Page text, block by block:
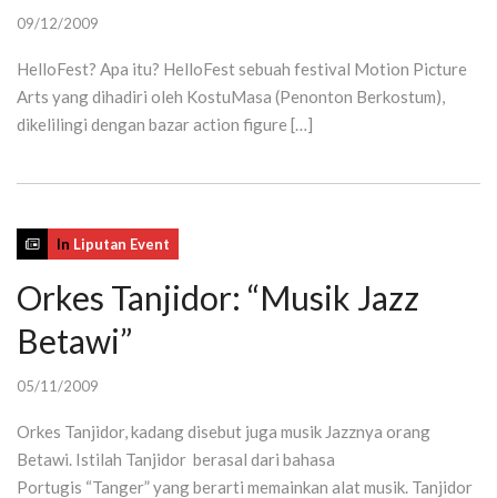
09/12/2009
HelloFest? Apa itu? HelloFest sebuah festival Motion Picture
Arts yang dihadiri oleh KostuMasa (Penonton Berkostum),
dikelilingi dengan bazar action figure […]
In Liputan Event
Orkes Tanjidor: “Musik Jazz
Betawi”
05/11/2009
Orkes Tanjidor, kadang disebut juga musik Jazznya orang
Betawi. Istilah Tanjidor berasal dari bahasa
Portugis “Tanger” yang berarti memainkan alat musik. Tanjidor